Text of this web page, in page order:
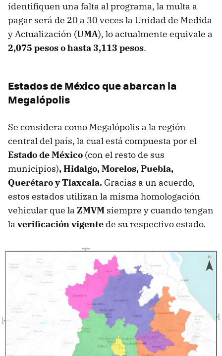
identifiquen una falta al programa, la multa a
pagar será de 20 a 30 veces la Unidad de Medida
y Actualización (UMA), lo actualmente equivale a
2,075 pesos o hasta3,113 pesos.
Estados de México que abarcan la
Megalópolis
Se considera como Megalópolis a la región
central del país, la cual está compuesta por el
Estado de México (con el resto de sus
municipios), Hidalgo, Morelos, Puebla,
Querétaro y Tlaxcala. Gracias a un acuerdo,
estos estados utilizan la misma homologación
vehicular que la ZMVM siempre y cuando tengan
la verificación vigente de su respectivo estado.